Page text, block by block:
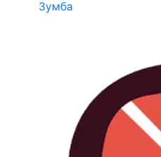
Зумба